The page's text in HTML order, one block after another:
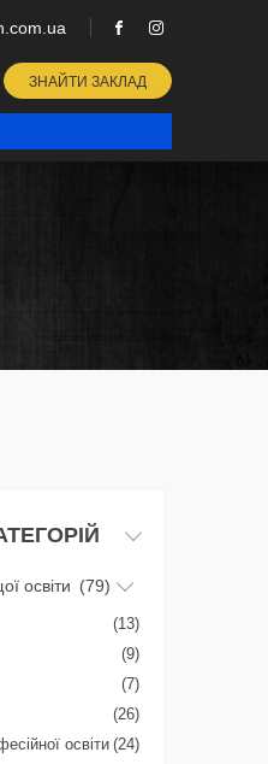
ЗНАЙТИ ЗАКЛАД
освіти (79)
(13)
(9)
(7)
(26)
освіти(24)